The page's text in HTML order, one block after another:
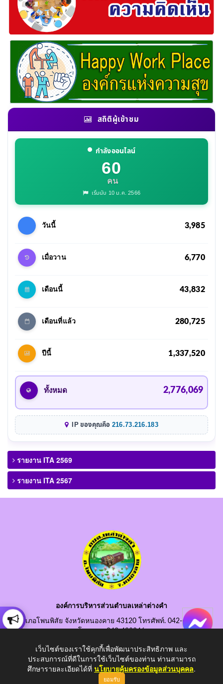
สถิติผู้เข้าชม
กำลังออนไลน์
60
คน
เริ่มนับ 10 ม.ค. 2566
วันนี้ 3,985
เมื่อวาน 6,770
เดือนนี้ 43,832
เดือนที่แล้ว 280,725
ปีนี้ 1,337,520
ทั้งหมด 2,776,069
IP ของคุณคือ 216.73.216.183
รายงาน ITA 2569
รายงาน ITA 2567
องค์การบริหารส่วนตำบลเหล่าต่างคำ
อำเภอโพนพิสัย จังหวัดหนองคาย 43120 โทรศัพท์. 042-490845
โทรสาร. 042-490846
อีเมลกลาง. saraban@laotangkham.go.th
เว็บไซต์ของเราใช้คุกกี้เพื่อพัฒนาประสิทธิภาพ และ
ประสบการณ์ที่ดีในการใช้เว็บไซต์ของท่าน ท่านสามารถ
ศึกษารายละเอียดได้ที่ นโยบายคุ้มครองข้อมูลส่วนบุคคล.
ยอมรับ